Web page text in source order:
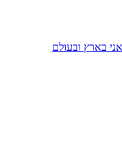
בארץ ובעולם